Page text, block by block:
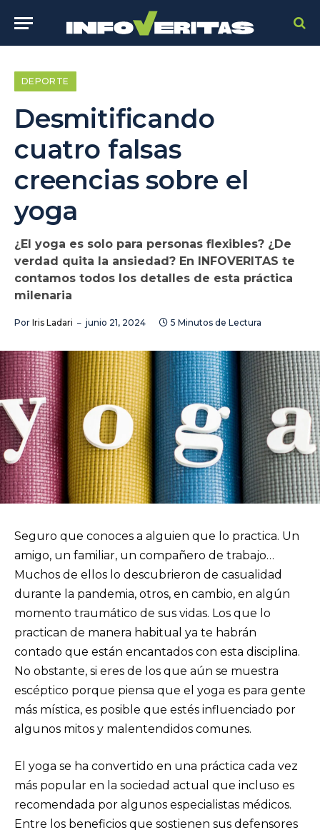
DEPORTE
Desmitificando
cuatro falsas
creencias sobre el
yoga
¿El yoga es solo para personas flexibles? ¿De
verdad quita la ansiedad? En INFOVERITAS te
contamos todos los detalles de esta práctica
milenaria
Por Iris Ladari junio 21, 2024 5 Minutos de Lectura
Seguro que conoces a alguien que lo practica. Un
amigo, un familiar, un compañero de trabajo…
Muchos de ellos lo descubrieron de casualidad
durante la pandemia, otros, en cambio, en algún
momento traumático de sus vidas. Los que lo
practican de manera habitual ya te habrán
contado que están encantados con esta disciplina.
No obstante, si eres de los que aún se muestra
escéptico porque piensa que el yoga es para gente
más mística, es posible que estés influenciado por
algunos mitos y malentendidos comunes.
El yoga se ha convertido en una práctica cada vez
más popular en la sociedad actual que incluso es
recomendada por algunos especialistas médicos.
Entre los beneficios que sostienen sus defensores